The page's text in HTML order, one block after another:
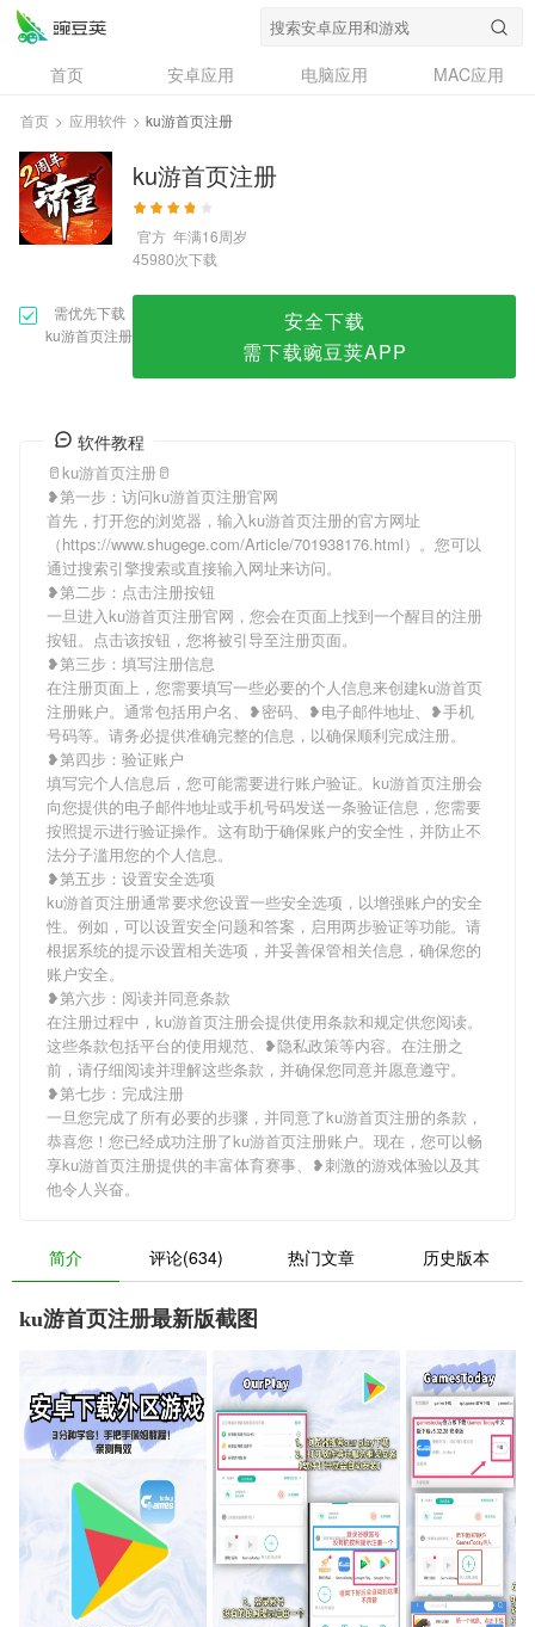
首页 安卓应用 电脑应用
MAC应用
资讯
专题
问答
首页 > 应用软件 > ku游首页注册
ku游首页注册
官方 年满16周岁
45980次下载
需优先下载
ku游首页注册
安全下载
需下载豌豆荚APP
软件教程
🥛ku游首页注册🥛
❥第一步：访问ku游首页注册官网
首先，打开您的浏览器，输入ku游首页注册的官方网址
（https://www.shugege.com/Article/701938176.html）。您可以
通过搜索引擎搜索或直接输入网址来访问。
❥第二步：点击注册按钮
一旦进入ku游首页注册官网，您会在页面上找到一个醒目的注册
按钮。点击该按钮，您将被引导至注册页面。
❥第三步：填写注册信息
在注册页面上，您需要填写一些必要的个人信息来创建ku游首页
注册账户。通常包括用户名、❥密码、❥电子邮件地址、❥手机
号码等。请务必提供准确完整的信息，以确保顺利完成注册。
❥第四步：验证账户
填写完个人信息后，您可能需要进行账户验证。ku游首页注册会
向您提供的电子邮件地址或手机号码发送一条验证信息，您需要
按照提示进行验证操作。这有助于确保账户的安全性，并防止不
法分子滥用您的个人信息。
❥第五步：设置安全选项
ku游首页注册通常要求您设置一些安全选项，以增强账户的安全
性。例如，可以设置安全问题和答案，启用两步验证等功能。请
根据系统的提示设置相关选项，并妥善保管相关信息，确保您的
账户安全。
❥第六步：阅读并同意条款
在注册过程中，ku游首页注册会提供使用条款和规定供您阅读。
这些条款包括平台的使用规范、❥隐私政策等内容。在注册之
前，请仔细阅读并理解这些条款，并确保您同意并愿意遵守。
❥第七步：完成注册
一旦您完成了所有必要的步骤，并同意了ku游首页注册的条款，
恭喜您！您已经成功注册了ku游首页注册账户。现在，您可以畅
享ku游首页注册提供的丰富体育赛事、❥刺激的游戏体验以及其
他令人兴奋。
简介 评论(634) 热门文章 历史版本
ku游首页注册最新版截图